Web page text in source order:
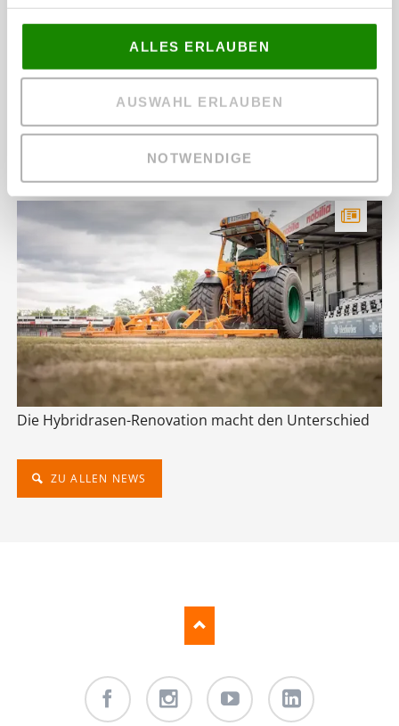
ALLES ERLAUBEN
AUSWAHL ERLAUBEN
NOTWENDIGE
Zwei Vereine, zwei neue Spielflächen:
Kunstrasensanierungen in Sürenheide und Kaunitz
Die Hybridrasen-Renovation macht den Unterschied
ZU ALLEN NEWS